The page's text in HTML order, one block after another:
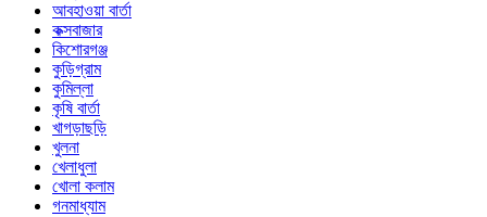
আবহাওয়া বার্তা
কক্সবাজার
কিশোরগঞ্জ
কুড়িগ্রাম
কুমিল্লা
কৃষি বার্তা
খাগড়াছড়ি
খুলনা
খেলাধুলা
খোলা কলাম
গনমাধ্যাম